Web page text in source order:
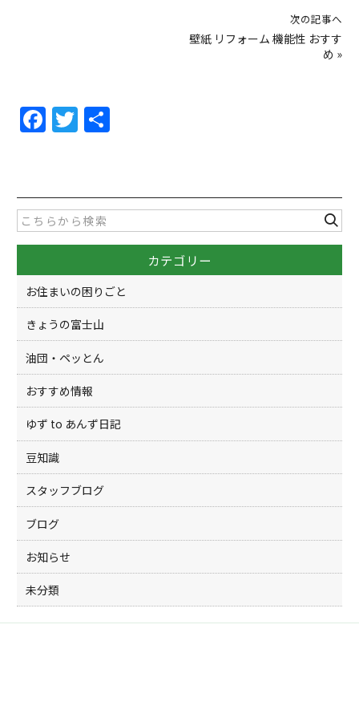
次の記事へ
壁紙 リフォーム 機能性 おすす
め »
F
a
e
b
o
o
k
T
w
er
カテゴリー
お住まいの困りごと
きょうの富士山
油団・ペッとん
おすすめ情報
ゆず to あんず日記
豆知識
スタッフブログ
ブログ
お知らせ
未分類